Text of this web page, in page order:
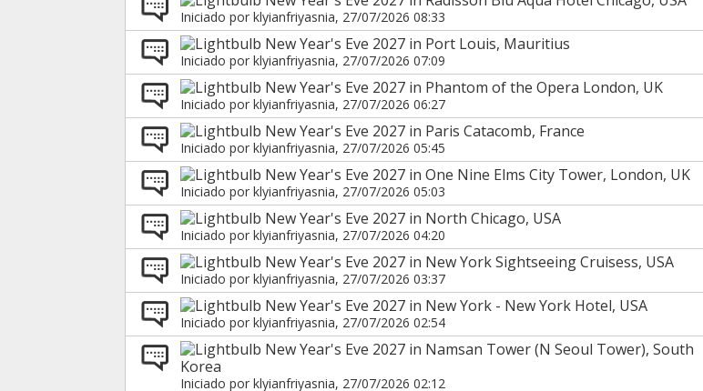
Iniciado por klyianfriyasnia, 27/07/2026 08:33
New Year's Eve 2027 in Port Louis, Mauritius
Iniciado por klyianfriyasnia, 27/07/2026 07:09
New Year's Eve 2027 in Phantom of the Opera London, UK
Iniciado por klyianfriyasnia, 27/07/2026 06:27
New Year's Eve 2027 in Paris Catacomb, France
Iniciado por klyianfriyasnia, 27/07/2026 05:45
New Year's Eve 2027 in One Nine Elms City Tower, London, UK
Iniciado por klyianfriyasnia, 27/07/2026 05:03
New Year's Eve 2027 in North Chicago, USA
Iniciado por klyianfriyasnia, 27/07/2026 04:20
New Year's Eve 2027 in New York Sightseeing Cruisess, USA
Iniciado por klyianfriyasnia, 27/07/2026 03:37
New Year's Eve 2027 in New York - New York Hotel, USA
Iniciado por klyianfriyasnia, 27/07/2026 02:54
New Year's Eve 2027 in Namsan Tower (N Seoul Tower), South
Korea
Iniciado por klyianfriyasnia, 27/07/2026 02:12